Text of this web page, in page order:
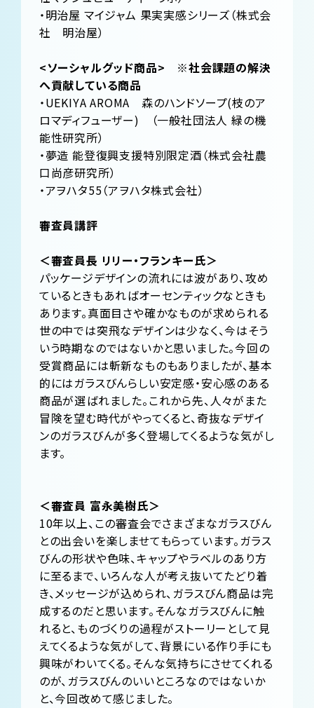
・明治屋 マイジャム 果実実感シリーズ（株式会
社 明治屋）
<ソーシャルグッド商品> ※社会課題の解決
へ貢献している商品
・UEKIYA AROMA 森のハンドソープ(枝のア
ロマディフューザー) （一般社団法人 緑の機
能性研究所）
・夢造 能登復興支援特別限定酒（株式会社農
口尚彦研究所）
・アヲハタ55（アヲハタ株式会社）
審査員講評
＜審査員長 リリー・フランキー氏＞
パッケージデザインの流れには波があり、攻め
ているときもあればオーセンティックなときも
あります。真面目さや確かなものが求められる
世の中では突飛なデザインは少なく、今はそう
いう時期なのではないかと思いました。今回の
受賞商品には斬新なものもありましたが、基本
的にはガラスびんらしい安定感・安心感のある
商品が選ばれました。これから先、人々がまた
冒険を望む時代がやってくると、奇抜なデザイ
ンのガラスびんが多く登場してくるような気がし
ます。
＜審査員 富永美樹氏＞
10年以上、この審査会でさまざまなガラスびん
との出会いを楽しませてもらっています。ガラス
びんの形状や色味、キャップやラベルのあり方
に至るまで、いろんな人が考え抜いてたどり着
き、メッセージが込められ、ガラスびん商品は完
成するのだと思います。そんなガラスびんに触
れると、ものづくりの過程がストーリーとして見
えてくるような気がして、背景にいる作り手にも
興味がわいてくる。そんな気持ちにさせてくれる
のが、ガラスびんのいいところなのではないか
と、今回改めて感じました。